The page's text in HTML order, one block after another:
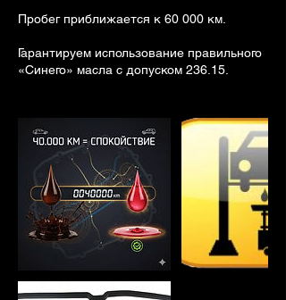
Пробег приближается к 60 000 км.
Гарантируем использование правильного
«Синего» масла с допуском 236.15.